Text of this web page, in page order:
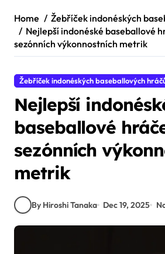
Home
Žebříček indonéských
Nejlepší indonéské baseballové
sezónních výkonnostních metrik
Žebříček indonéských baseballových
Nejlepší
baseballové
sezónních
metrik
By Hiroshi Tanaka Dec 19, 2025